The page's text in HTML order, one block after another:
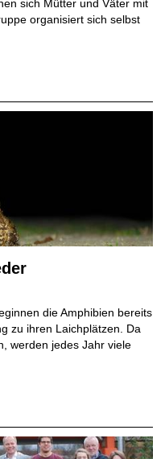
sich Mütter und Väter mit
organisiert sich selbst
die Amphibien bereits
zu ihren Laichplätzen. Da
werden jedes Jahr viele